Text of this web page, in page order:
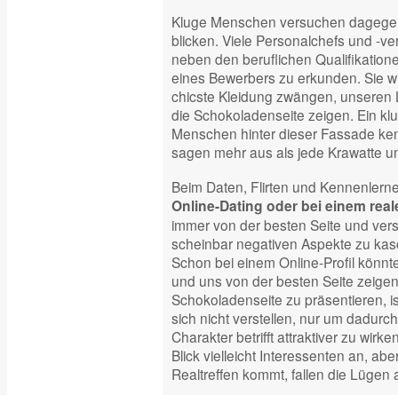
Kluge Menschen versuchen
blicken. Viele Personalchefs und -
neben den beruflichen
eines Bewerbers zu erkunden. Sie
chicste Kleidung zwängen,
die Schokoladenseite zeigen. Ein
Menschen hinter dieser Fassade
sagen mehr aus als jede Krawatte
Beim Daten, Flirten und
Online-Dating oder bei einem
immer von der besten Seite und
scheinbar negativen Aspekte zu
Schon bei einem Online-Profil
und uns von der besten Seite
Schokoladenseite zu präsentieren,
sich nicht verstellen, nur um
Charakter betrifft attraktiver zu
Blick vielleicht Interessenten an,
Realtreffen kommt, fallen die Lügen